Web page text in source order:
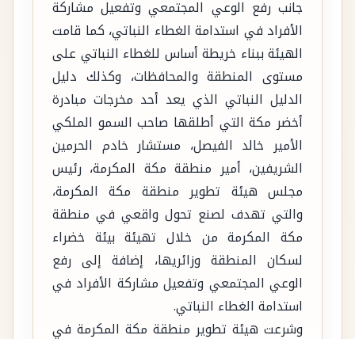
جانب رفع الوعي المجتمعي وتفعيل مشاركة
الأفراد في استدامة الغطاء النباتي، كما قامت
الهيئة ببناء خريطة أساس للغطاء النباتي على
مستوى المنطقة والمحافظات، وكذلك دليل
الدليل النباتي الذي يعد أحد مخرجات مبادرة
أخضر مكة التي أطلقها صاحب السمو الملكي
الأمير خالد الفيصل، مستشار خادم الحرمين
الشريفين، أمير منطقة مكة المكرمة، رئيس
مجلس هيئة تطوير منطقة مكة المكرمة،
والتي تهدف لصنع تحول واقعي في منطقة
مكة المكرمة من خلال تهيئة بيئة خضراء
لسكان المنطقة وزائريها، إضافة إلى رفع
الوعي المجتمعي وتفعيل مشاركة الأفراد في
استدامة الغطاء النباتي.
وشرعت هيئة تطوير منطقة مكة المكرمة في